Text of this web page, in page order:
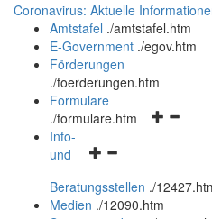
Coronavirus: Aktuelle
Amtstafel ./amtstafel.htm
E-Government ./egov.htm
Förderungen
./foerderungen.htm
Formulare
./formulare.htm
Navigationsmenü
und
schließen
Info-
und
Beratungsstellen ./
Medien ./12090.htm